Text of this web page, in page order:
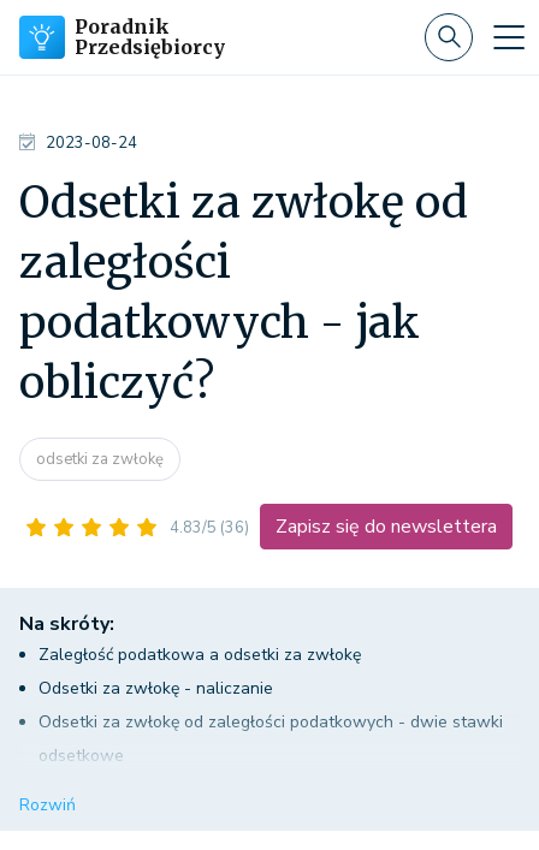
Poradnik
Przedsiębiorcy
2023-08-24
Odsetki za zwłokę od
zaległości
podatkowych - jak
obliczyć?
odsetki za zwłokę
4.83/5 (36) Zapisz się do newslettera
Na skróty:
Zaległość podatkowa a odsetki za zwłokę
Odsetki za zwłokę - naliczanie
Odsetki za zwłokę od zaległości podatkowych - dwie stawki
odsetkowe
Rozwiń